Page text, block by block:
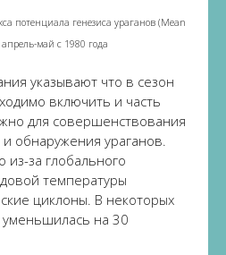
потенциала генезиса ураганов (Mean
май с 1980 года
указывают что в сезон
включить и часть
для совершенствования
обнаружения ураганов.
из-за глобального
температуры
циклоны. В некоторых
уменьшилась на 30